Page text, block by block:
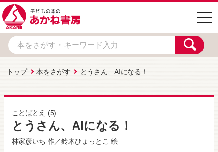
トップ 本をさがす とうさん、AIになる！
ことばとえ (5)
とうさん、AIになる！
林家彦いち 作／鈴木ひょっとこ 絵